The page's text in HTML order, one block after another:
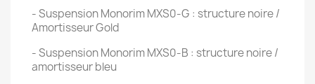
- Suspension Monorim MXS0-G : structure noire /
Amortisseur Gold
- Suspension Monorim MXS0-B : structure noire /
amortisseur bleu